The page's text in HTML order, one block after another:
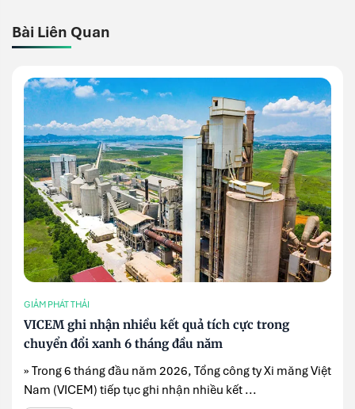
Bài Liên Quan
GIẢM PHÁT THẢI
VICEM ghi nhận nhiều kết quả tích cực trong
chuyển đổi xanh 6 tháng đầu năm
» Trong 6 tháng đầu năm 2026, Tổng công ty Xi măng Việt
Nam (VICEM) tiếp tục ghi nhận nhiều kết ...